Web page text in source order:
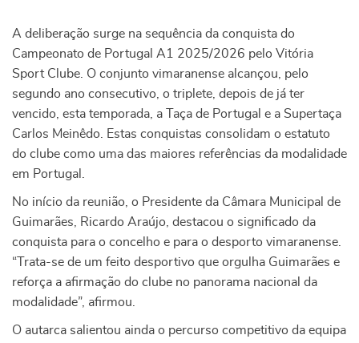
A deliberação surge na sequência da conquista do
Campeonato de Portugal A1 2025/2026 pelo Vitória
Sport Clube. O conjunto vimaranense alcançou, pelo
segundo ano consecutivo, o triplete, depois de já ter
vencido, esta temporada, a Taça de Portugal e a Supertaça
Carlos Meinêdo. Estas conquistas consolidam o estatuto
do clube como uma das maiores referências da modalidade
em Portugal.
No início da reunião, o Presidente da Câmara Municipal de
Guimarães, Ricardo Araújo, destacou o significado da
conquista para o concelho e para o desporto vimaranense.
“Trata-se de um feito desportivo que orgulha Guimarães e
reforça a afirmação do clube no panorama nacional da
modalidade”, afirmou.
O autarca salientou ainda o percurso competitivo da equipa